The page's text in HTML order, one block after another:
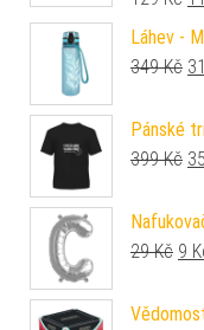
Láhev -
349Kč
Pánské
399Kč
29Kč 9